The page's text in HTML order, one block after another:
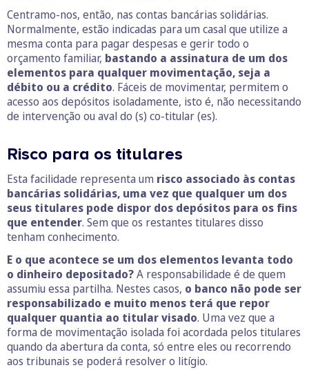
Centramo-nos, então, nas contas bancárias solidárias.
Normalmente, estão indicadas para um casal que utilize a
mesma conta para pagar despesas e gerir todo o
orçamento familiar, bastando a assinatura de um dos
elementos para qualquer movimentação, seja a
débito ou a crédito. Fáceis de movimentar, permitem o
acesso aos depósitos isoladamente, isto é, não necessitando
de intervenção ou aval do (s) co-titular (es).
Risco para os titulares
Esta facilidade representa um risco associado às contas
bancárias solidárias, uma vez que qualquer um dos
seus titulares pode dispor dos depósitos para os fins
que entender. Sem que os restantes titulares disso
tenham conhecimento.
E o que acontece se um dos elementos levanta todo
o dinheiro depositado?A responsabilidade é de quem
assumiu essa partilha. Nestes casos, o banco não pode ser
responsabilizado e muito menos terá que repor
qualquer quantia ao titular visado. Uma vez que a
forma de movimentação isolada foi acordada pelos titulares
quando da abertura da conta, só entre eles ou recorrendo
aos tribunais se poderá resolver o litígio.